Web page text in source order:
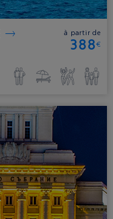
à partir de
388€